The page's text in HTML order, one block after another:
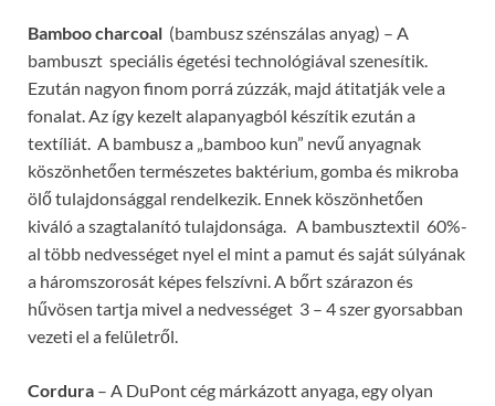
Bamboo charcoal (bambusz szénszálas anyag) – A
bambuszt speciális égetési technológiával szenesítik.
Ezután nagyon finom porrá zúzzák, majd átitatják vele a
fonalat. Az így kezelt alapanyagból készítik ezután a
textíliát. A bambusz a „bamboo kun” nevű anyagnak
köszönhetően természetes baktérium, gomba és mikroba
ölő tulajdonsággal rendelkezik. Ennek köszönhetően
kiváló a szagtalanító tulajdonsága. A bambusztextil 60%-
al több nedvességet nyel el mint a pamut és saját súlyának
a háromszorosát képes felszívni. A bőrt szárazon és
hűvösen tartja mivel a nedvességet 3 – 4 szer gyorsabban
vezeti el a felületről.
Cordura – A DuPont cég márkázott anyaga, egy olyan